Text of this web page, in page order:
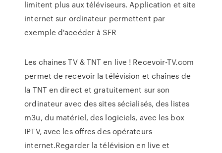
limitent plus aux téléviseurs. Application et site
internet sur ordinateur permettent par
exemple d'accéder à SFR
Les chaines TV & TNT en live ! Recevoir-TV.com
permet de recevoir la télévision et chaînes de
la TNT en direct et gratuitement sur son
ordinateur avec des sites sécialisés, des listes
m3u, du matériel, des logiciels, avec les box
IPTV, avec les offres des opérateurs
internet.Regarder la télévision en live et